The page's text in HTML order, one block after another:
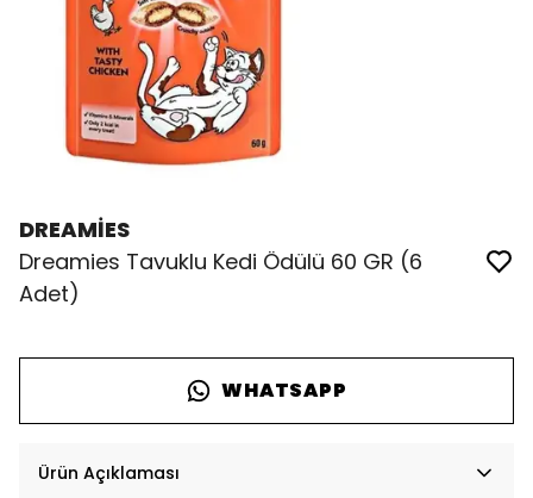
DREAMİES
Dreamies Tavuklu Kedi Ödülü 60 GR (6
Adet)
WHATSAPP
Ürün Açıklaması